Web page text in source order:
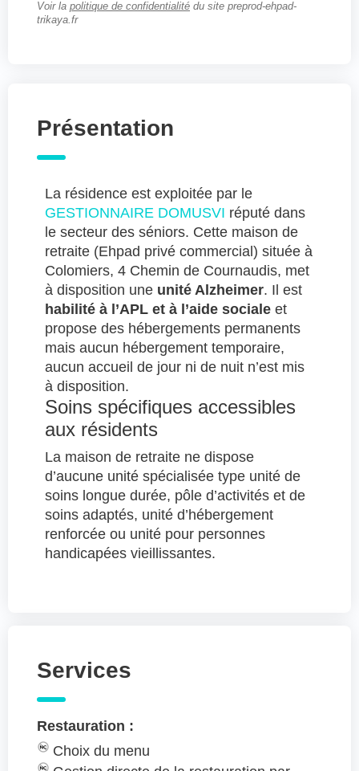
Voir la politique de confidentialité du site preprod-ehpad-
trikaya.fr
Présentation
La résidence est exploitée par le
GESTIONNAIRE DOMUSVI réputé dans
le secteur des séniors. Cette maison de
retraite (Ehpad privé commercial) située à
Colomiers, 4 Chemin de Cournaudis, met
à disposition une unité Alzheimer. Il est
habilité à l’APL et à l’aide sociale et
propose des hébergements permanents
mais aucun hébergement temporaire,
aucun accueil de jour ni de nuit n’est mis
à disposition.
Soins spécifiques accessibles
aux résidents
La maison de retraite ne dispose
d’aucune unité spécialisée type unité de
soins longue durée, pôle d’activités et de
soins adaptés, unité d’hébergement
renforcée ou unité pour personnes
handicapées vieillissantes.
Services
Restauration :
Choix du menu